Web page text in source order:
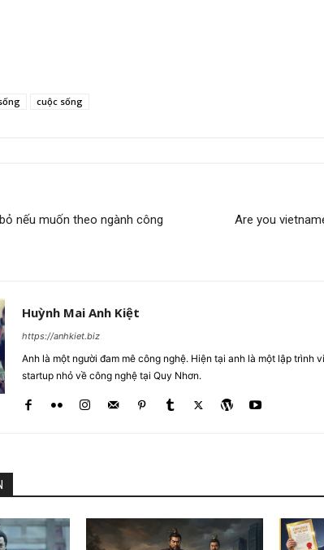
cuộc sống
nếu muốn theo ngành công
Are you
Huỳnh Mai Anh Kiệt
https://anhkiet.biz
Anh là một người đam mê công nghệ. Hiện tại anh là một lập trình
startup nhỏ về công nghệ tại Quy Nhơn.